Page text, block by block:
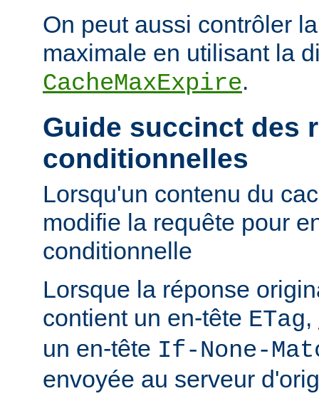
On peut aussi contrôler
maximale en utilisant la
CacheMaxExpire.
Guide succinct des
conditionnelles
Lorsqu'un contenu du
modifie la requête pour
conditionnelle
Lorsque la réponse
contient un en-tête ETag,
un en-tête If-None-
envoyée au serveur